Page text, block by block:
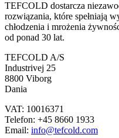
TEFCOLD dostarcza
rozwiązania, które spełniają
chłodzenia i mrożenia
od ponad 30 lat.
TEFCOLD A/S
Industrivej 25
8800 Viborg
Dania
VAT: 10016371
Telefon: +45 8660 1933
Email: info@tefcold.com